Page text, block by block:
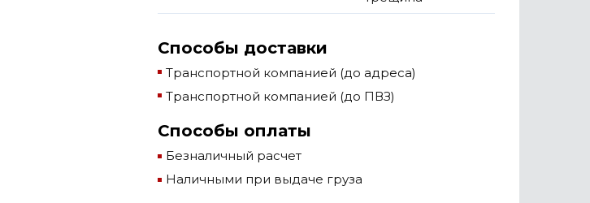
Способы доставки
Транспортной компанией (до адреса)
Транспортной компанией (до ПВЗ)
Способы оплаты
Безналичный расчет
Наличными при выдаче груза